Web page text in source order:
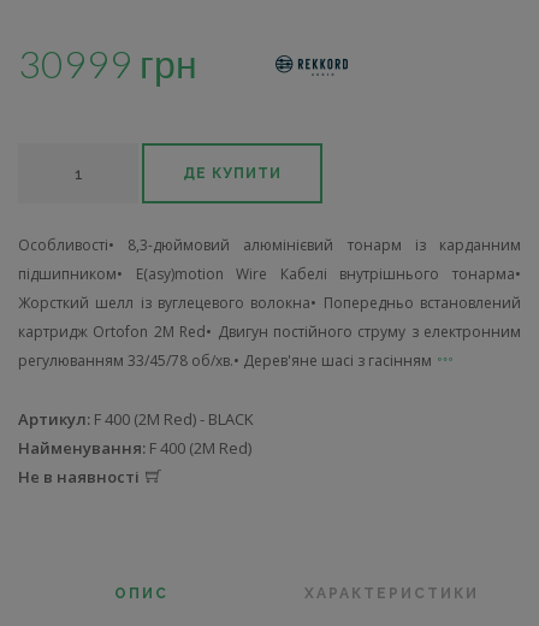
30999 грн
ДЕ КУПИТИ
Особливості• 8,3-дюймовий алюмінієвий тонарм із карданним
підшипником• E(asy)motion Wire Кабелі внутрішнього тонарма•
Жорсткий шелл із вуглецевого волокна• Попередньо встановлений
картридж Ortofon 2M Red• Двигун постійного струму з електронним
регулюванням 33/45/78 об/хв.• Дерев'яне шасі з гасінням
Артикул: F 400 (2M Red) - BLACK
Найменування: F 400 (2M Red)
Не в наявності
ОПИС ХАРАКТЕРИСТИКИ